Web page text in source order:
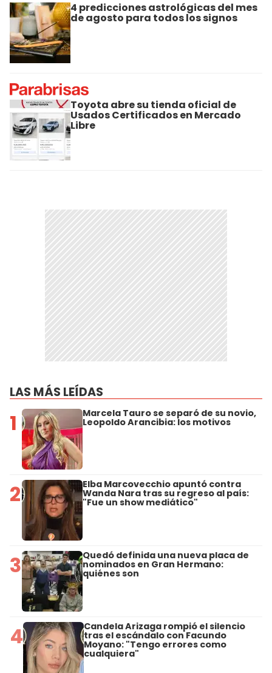
4 predicciones astrológicas del mes
de agosto para todos los signos
Toyota abre su tienda oficial de
Usados Certificados en Mercado
Libre
LAS MÁS LEÍDAS
1 Marcela Tauro se separó de su novio,
Leopoldo Arancibia: los motivos
2 Elba Marcovecchio apuntó contra
Wanda Nara tras su regreso al país:
"Fue un show mediático"
3 Quedó definida una nueva placa de
nominados en Gran Hermano:
quiénes son
4 Candela Arizaga rompió el silencio
tras el escándalo con Facundo
Moyano: "Tengo errores como
cualquiera"